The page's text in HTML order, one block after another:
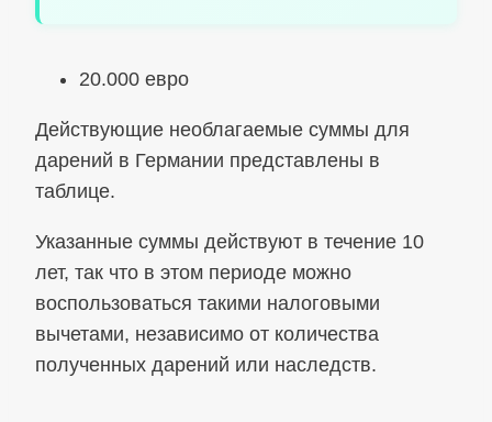
20.000 евро
Действующие необлагаемые суммы для
дарений в Германии представлены в
таблице.
Указанные суммы действуют в течение 10
лет, так что в этом периоде можно
воспользоваться такими налоговыми
вычетами, независимо от количества
полученных дарений или наследств.